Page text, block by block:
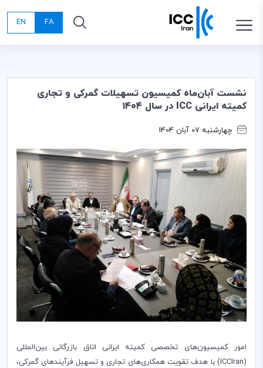
FA
EN
نشست آبان‌ماه کمیسیون تسهیلات گمرکی و تجاری
کمیته ایرانی ICC در سال ۱۴۰۴
چهارشنبه 07 آبان 1404
امور کمیسیون‌های تخصصی کمیته ایرانی اتاق بازرگانی بین‌المللی
(ICCIran) با هدف تقویت همکاری‌های تجاری و تسهیل فرآیندهای گمرکی،